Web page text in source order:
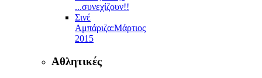
...συνεχίζουν!!
Σινέ
Αμπάριζα:Mάρτιος
2015
Αθλητικές